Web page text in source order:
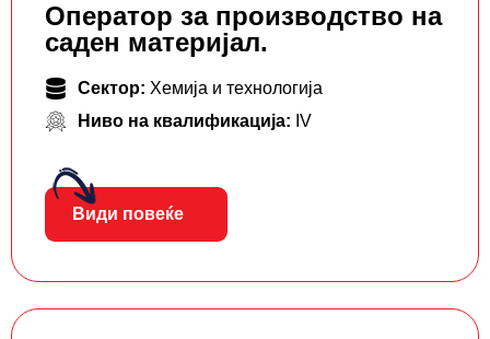
Оператор за производство на
саден материјал.
Сектор: Хемија и технологија
Ниво на квалификација: IV
Види повеќе